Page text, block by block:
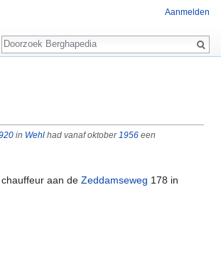
in Wehlhad vanaf oktober 1956een
aan de Zeddamseweg 178 in
Aanmelden
Zoeken